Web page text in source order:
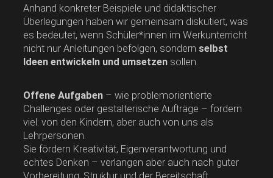
Anhand konkreter Beispiele und didaktischer
Überlegungen haben wir gemeinsam diskutiert, was
es bedeutet, wenn Schüler*innen im Werkunterricht
nicht nur Anleitungen befolgen, sondern selbst
Ideen entwickeln und umsetzen sollen.
Offene Aufgaben – wie problemorientierte
Challenges oder gestalterische Aufträge – fordern
viel: von den Kindern, aber auch von uns als
Lehrpersonen.
Sie fördern Kreativität, Eigenverantwortung und
echtes Denken – verlangen aber auch nach guter